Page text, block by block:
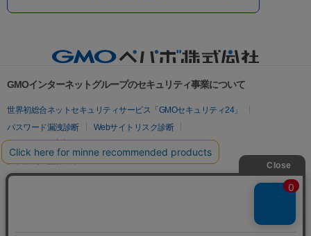
GMOインターネットグループのセキュリティ事業について
世界初総合ネットセキュリティサービス「GMOセキュリティ24」
パスワード漏洩診断
Webサイトリスク診断
セキュリティ相談AIチャットボット
実在証明・盗聴対策
サイバー攻撃対策（GMOサイバーセキュリティ byイエラエ）